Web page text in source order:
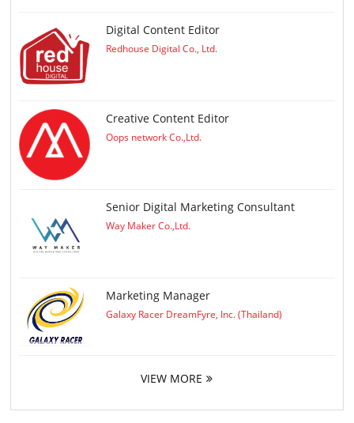
Digital Content Editor
Redhouse Digital Co., Ltd.
Creative Content Editor
Oops network Co.,Ltd.
Senior Digital Marketing Consultant
Way Maker Co.,Ltd.
Marketing Manager
Galaxy Racer DreamFyre, Inc. (Thailand)
VIEW MORE